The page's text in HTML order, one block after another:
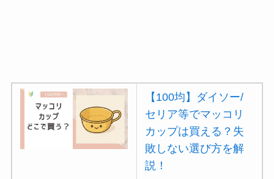
ムと選び方のコツを
解説！
【100均】ダイソー/
セリア等でカトラリ
ー収納ポーチは買え
【100均】ダイソー/
セリア等でマッコリ
カップは買える？失
敗しない選び方を解
説！